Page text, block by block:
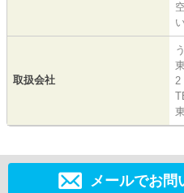
取扱会社
2
メールでお問